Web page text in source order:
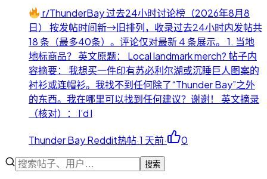
r/ThunderBay 过去24小时讨论榜（2026年8月8
日） 按发帖时间新→旧排列，收录过去24小时内发帖共
18 条（最多40条）。评论仅对最新 4 条展示。 1. 当地
地标商品？ 英文原题： Local landmark merch? 帖子内
容摘要： 我想买一件印有苏必利尔湖或沉睡巨人图案的
衬衫或连帽衫。我找不到任何除了“Thunder Bay”之外
的东西。我在哪里可以找到任何建议？谢谢！ 英文摘录
（核对）： I’d l
Thunder Bay Reddit热帖·1 天前· 0
搜索